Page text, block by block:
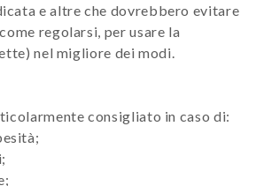
e altre che dovrebbero evitare
regolarsi, per usare la
nel migliore dei modi.
consigliato in caso di: